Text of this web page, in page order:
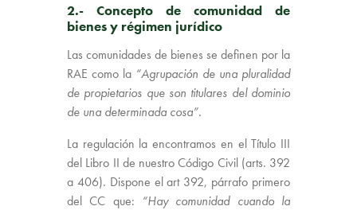
2.- Concepto de comunidad de
bienes y régimen jurídico
Las comunidades de bienes se definen por la
RAE como la “Agrupación de una pluralidad
de propietarios que son titulares del dominio
de una determinada cosa”.
La regulación la encontramos en el Título III
del Libro II de nuestro Código Civil (arts. 392
a 406). Dispone el art 392, párrafo primero
del CC que: “Hay comunidad cuando la